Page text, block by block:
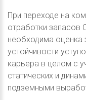
При переходе на
отработки запасов
необходима оценка
устойчивости
карьера в целом с
статических и
подземными